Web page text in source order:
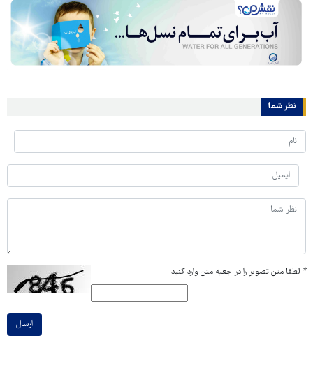
نظر شما
* لطفا متن تصویر را در جعبه متن وارد کنید
ارسال